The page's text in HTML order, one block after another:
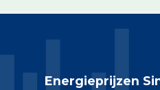
Energieprijzen